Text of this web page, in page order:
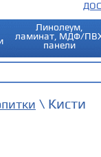
Линолеум,
ламинат, МДФ/
панели
\ Кисти